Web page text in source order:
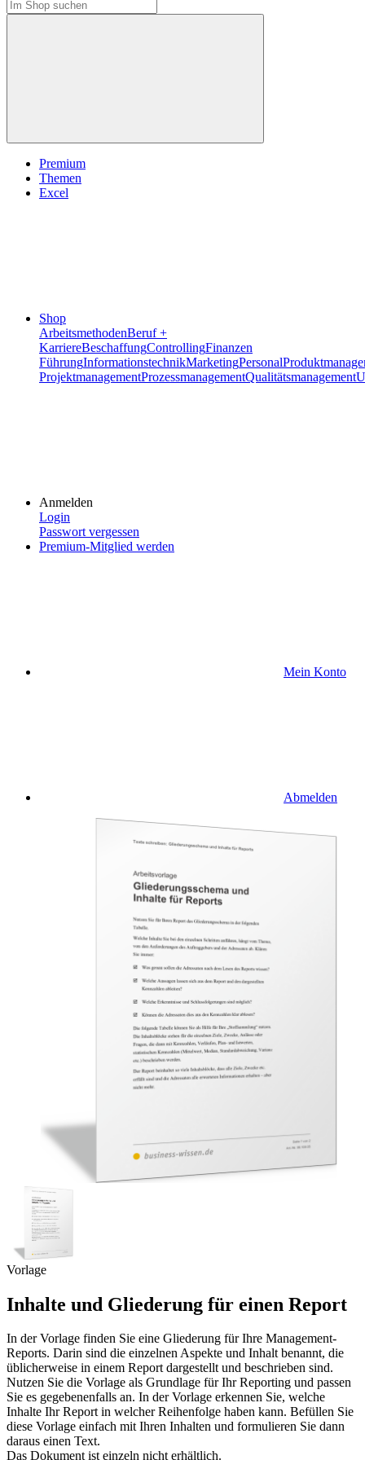
Premium
Themen
Excel
Shop
ArbeitsmethodenBeruf +
KarriereBeschaffungControllingFinanzen
FührungInformationstechnikMarketingPersonal
ProjektmanagementProzessmanagementQualitätsmanagement
Anmelden
Login
Passwort vergessen
Premium-Mitglied werden
Mein Konto
Abmelden
Vorlage
Inhalte und Gliederung für einen Report
In der Vorlage finden Sie eine Gliederung für Ihre Management-
Reports. Darin sind die einzelnen Aspekte und Inhalt benannt, die
üblicherweise in einem Report dargestellt und beschrieben sind.
Nutzen Sie die Vorlage als Grundlage für Ihr Reporting und passen
Sie es gegebenenfalls an. In der Vorlage erkennen Sie, welche
Inhalte Ihr Report in welcher Reihenfolge haben kann. Befüllen Sie
diese Vorlage einfach mit Ihren Inhalten und formulieren Sie dann
daraus einen Text.
Das Dokument ist einzeln nicht erhältlich.